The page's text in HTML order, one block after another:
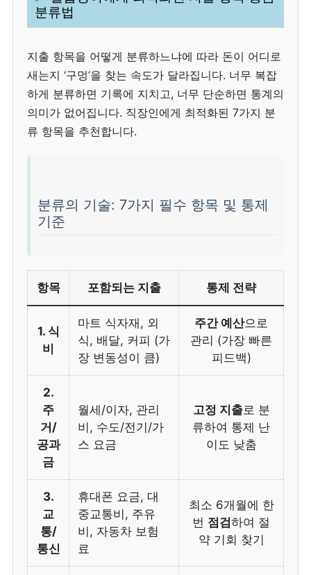
분류법
지출 항목을 어떻게 분류하느냐에 따라 돈이 어디로
새는지 ‘구멍’을 찾는 속도가 달라집니다. 너무 복잡
하게 분류하면 기록에 지치고, 너무 단순하면 통계의
의미가 없어집니다. 직장인에게 최적화된 7가지 분
류 항목을 추천합니다.
분류의 기술: 7가지 필수 항목 및 통제
기준
항목 포함되는 지출 통제 전략
1. 식
비
마트 식자재, 외
식, 배달, 커피 (가
장 변동성이 큼)
주간 예산으로
관리 (가장 빠른
피드백)
2.
주
거/
공과
금
월세/이자, 관리
비, 수도/전기/가
스 요금
고정 지출로 분
류하여 통제 난
이도 낮춤
3.
교
통/
통신
휴대폰 요금, 대
중교통비, 주유
비, 자동차 보험
료
최소 6개월에 한
번 점검하여 절
약 기회 찾기